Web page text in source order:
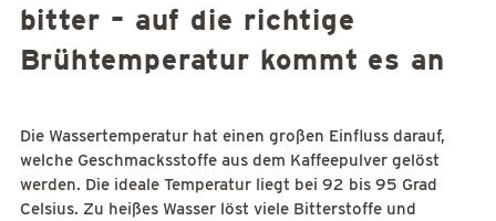
bitter – auf die richtige
Brühtemperatur kommt es an
Die Wassertemperatur hat einen großen Einfluss darauf,
welche Geschmacksstoffe aus dem Kaffeepulver gelöst
werden. Die ideale Temperatur liegt bei 92 bis 95 Grad
Celsius. Zu heißes Wasser löst viele Bitterstoffe und